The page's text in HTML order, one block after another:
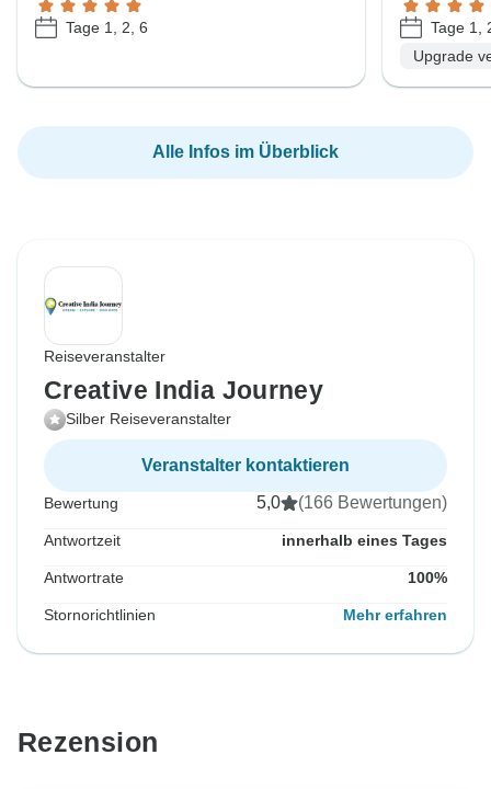
Tage 1, 2, 6
Tage 1,
Upgrade
Alle Infos im Überblick
Reiseveranstalter
Creative India Journey
Silber Reiseveranstalter
Veranstalter kontaktieren
Bewertung 5,0 (166 Bewertungen)
Antwortzeit innerhalb eines Tages
Antwortrate 100%
Stornorichtlinien Mehr erfahren
Rezension